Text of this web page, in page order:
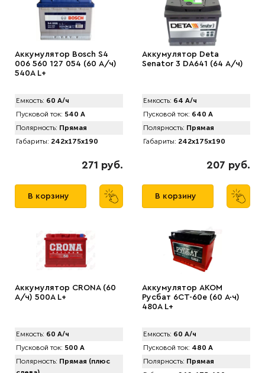
Аккумулятор Bosch S4
006 560 127 054 (60 А/ч)
540A L+
Емкость: 60 А/ч
Пусковой ток: 540 А
Полярность: Прямая
Габариты: 242x175x190
271 руб.
В корзину
Аккумулятор Deta
Senator 3 DA641 (64 А/ч)
Емкость: 64 А/ч
Пусковой ток: 640 А
Полярность: Прямая
Габариты: 242x175x190
207 руб.
В корзину
Аккумулятор CRONA (60
А/ч) 500A L+
Емкость: 60 А/ч
Пусковой ток: 500 А
Полярность: Прямая (плюс
Аккумулятор AKOM
Русбат 6СТ-60е (60 А·ч)
480A L+
Емкость: 60 А/ч
Пусковой ток: 480 А
Полярность: Прямая